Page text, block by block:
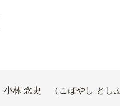
小林 念史 （こばやし としふ